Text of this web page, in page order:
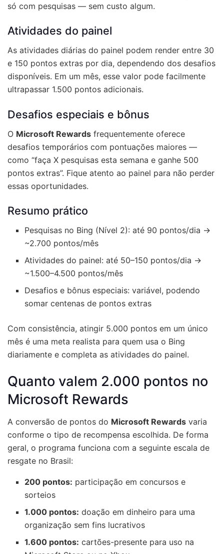
só com pesquisas — sem custo algum.
Atividades do painel
As atividades diárias do painel podem render entre 30
e 150 pontos extras por dia, dependendo dos desafios
disponíveis. Em um mês, esse valor pode facilmente
ultrapassar 1.500 pontos adicionais.
Desafios especiais e bônus
O Microsoft Rewards frequentemente oferece
desafios temporários com pontuações maiores —
como “faça X pesquisas esta semana e ganhe 500
pontos extras”. Fique atento ao painel para não perder
essas oportunidades.
Resumo prático
Pesquisas no Bing (Nível 2): até 90 pontos/dia →
~2.700 pontos/mês
Atividades do painel: até 50–150 pontos/dia →
~1.500–4.500 pontos/mês
Desafios e bônus especiais: variável, podendo
somar centenas de pontos extras
Com consistência, atingir 5.000 pontos em um único
mês é uma meta realista para quem usa o Bing
diariamente e completa as atividades do painel.
Quanto valem 2.000 pontos no
Microsoft Rewards
A conversão de pontos do Microsoft Rewards varia
conforme o tipo de recompensa escolhida. De forma
geral, o programa funciona com a seguinte escala de
resgate no Brasil:
200 pontos: participação em concursos e
sorteios
1.000 pontos: doação em dinheiro para uma
organização sem fins lucrativos
1.600 pontos: cartões-presente para uso na